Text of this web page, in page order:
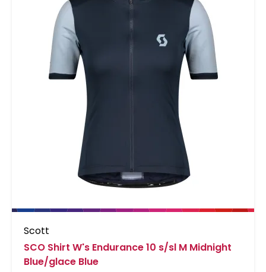
Scott
SCO Shirt W's Endurance 10 s/sl M Midnight
Blue/glace Blue